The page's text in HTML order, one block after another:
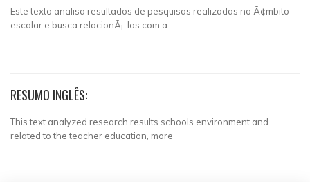
Este texto analisa resultados de pesquisas realizadas no Ã¢mbito
escolar e busca relacionÃ¡-los com a
RESUMO INGLÊS:
This text analyzed research results schools environment and
related to the teacher education, more